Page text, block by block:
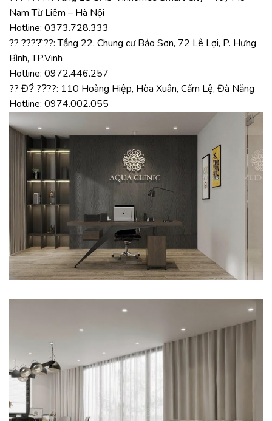
Nam Từ Liêm – Hà Nội
Hotline: 0373.728.333
?? ????̣̂ ??: Tầng 22, Chung cư Bảo Sơn, 72 Lê Lợi, P. Hưng
Bình, TP.Vinh
Hotline: 0972.446.257
?? Đ?̀ ??̆̃??: 110 Hoàng Hiệp, Hòa Xuân, Cẩm Lệ, Đà Nẵng
Hotline: 0974.002.055